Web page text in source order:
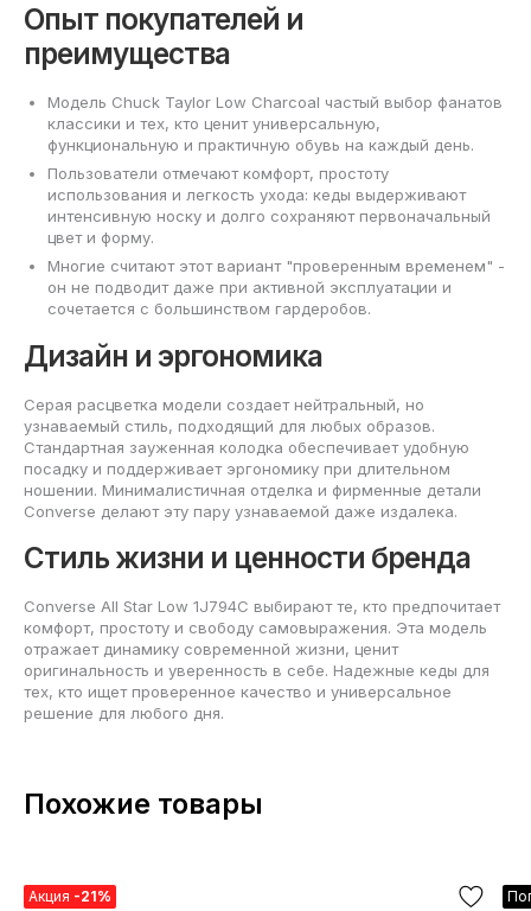
Опыт покупателей и
преимущества
Модель Chuck Taylor Low Charcoal частый выбор фанатов
классики и тех, кто ценит универсальную,
функциональную и практичную обувь на каждый день.
Пользователи отмечают комфорт, простоту
использования и легкость ухода: кеды выдерживают
интенсивную носку и долго сохраняют первоначальный
цвет и форму.
Многие считают этот вариант "проверенным временем" -
он не подводит даже при активной эксплуатации и
сочетается с большинством гардеробов.
Дизайн и эргономика
Серая расцветка модели создает нейтральный, но
узнаваемый стиль, подходящий для любых образов.
Стандартная зауженная колодка обеспечивает удобную
посадку и поддерживает эргономику при длительном
ношении. Минималистичная отделка и фирменные детали
Converse делают эту пару узнаваемой даже издалека.
Стиль жизни и ценности бренда
Converse All Star Low 1J794C выбирают те, кто предпочитает
комфорт, простоту и свободу самовыражения. Эта модель
отражает динамику современной жизни, ценит
оригинальность и уверенность в себе. Надежные кеды для
тех, кто ищет проверенное качество и универсальное
решение для любого дня.
Похожие товары
Акция -21%